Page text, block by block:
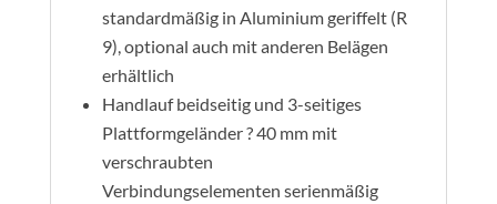
standardmäßig in Aluminium geriffelt (R
9), optional auch mit anderen Belägen
erhältlich
Handlauf beidseitig und 3-seitiges
Plattformgeländer ? 40 mm mit
verschraubten
Verbindungselementen serienmäßig